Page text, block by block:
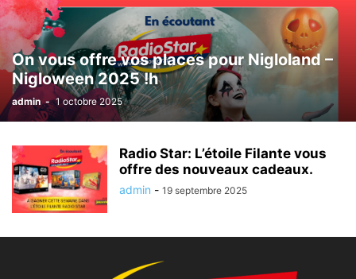
On vous offre vos places pour Nigloland –
Nigloween 2025 !h
admin - 1 octobre 2025
Radio Star: L’étoile Filante vous
offre des nouveaux cadeaux.
admin - 19 septembre 2025